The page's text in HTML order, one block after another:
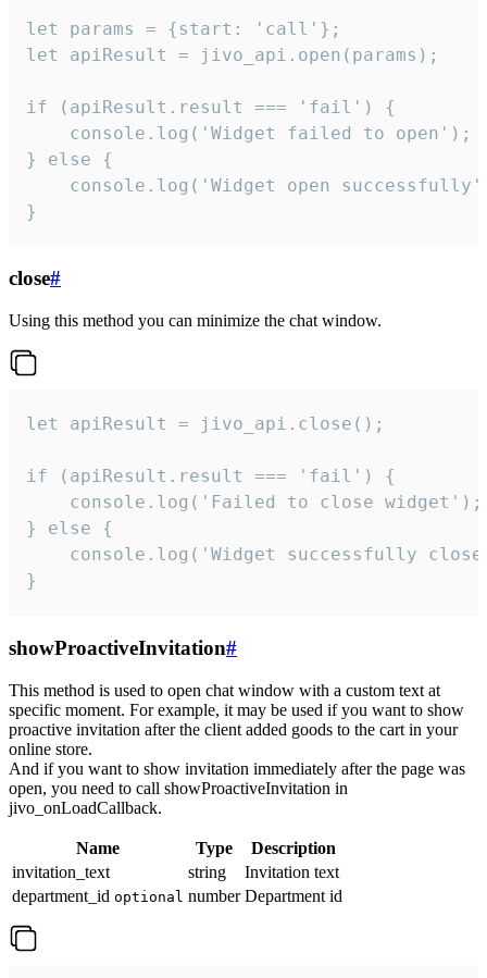
let params = {start: 'call'};
let apiResult = jivo_api.open(params);
if (apiResult.result === 'fail') {
    console.log('Widget failed to open');
} else {
console.log('Widget open
}
close#
Using this method you can minimize the chat window.
let apiResult = jivo_api.close();
if (apiResult.result === 'fail') {
    console.log('Failed to close widget');
} else {
console.log('Widget successfully
}
showProactiveInvitation#
This method is used to open chat window with a custom text at
specific moment. For example, it may be used if you want to show
proactive invitation after the client added goods to the cart in your
online store.
And if you want to show invitation immediately after the page was
open, you need to call showProactiveInvitation in
jivo_onLoadCallback.
Name Type
Description
invitation_text
string
Invitation text
department_id optional number Department id